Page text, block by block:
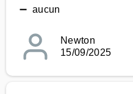
➖ aucun
Newton
15/09/2025